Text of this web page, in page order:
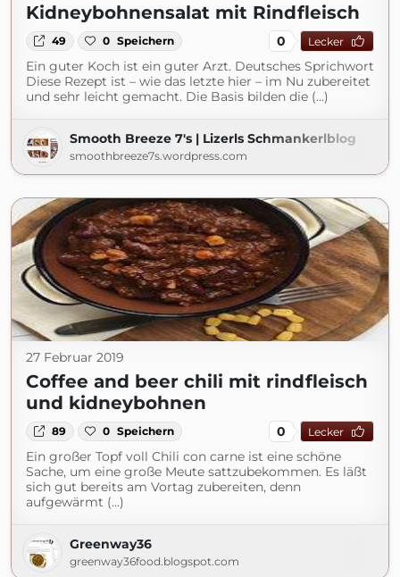
Kidneybohnensalat mit Rindfleisch
49 0 Speichern 0 Lecker
Ein guter Koch ist ein guter Arzt. Deutsches Sprichwort
Diese Rezept ist – wie das letzte hier – im Nu zubereitet
und sehr leicht gemacht. Die Basis bilden die (...)
Smooth Breeze 7's | Lizerls Schmankerlblog
smoothbreeze7s.wordpress.com
27 Februar 2019
Coffee and beer chili mit rindfleisch
und kidneybohnen
89 0 Speichern 0 Lecker
Ein großer Topf voll Chili con carne ist eine schöne
Sache, um eine große Meute sattzubekommen. Es läßt
sich gut bereits am Vortag zubereiten, denn
aufgewärmt (...)
Greenway36
greenway36food.blogspot.com